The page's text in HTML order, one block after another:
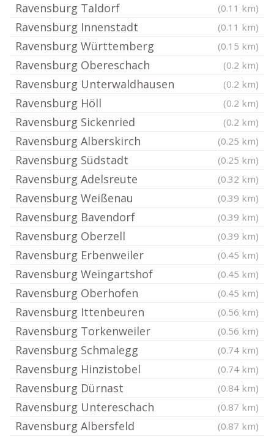
Ravensburg Taldorf (0.11 km)
Ravensburg Innenstadt (0.11 km)
Ravensburg Württemberg (0.15 km)
Ravensburg Obereschach (0.2 km)
Ravensburg Unterwaldhausen (0.2 km)
Ravensburg Höll (0.2 km)
Ravensburg Sickenried (0.2 km)
Ravensburg Alberskirch (0.25 km)
Ravensburg Südstadt (0.25 km)
Ravensburg Adelsreute (0.32 km)
Ravensburg Weißenau (0.39 km)
Ravensburg Bavendorf (0.39 km)
Ravensburg Oberzell (0.39 km)
Ravensburg Erbenweiler (0.45 km)
Ravensburg Weingartshof (0.45 km)
Ravensburg Oberhofen (0.45 km)
Ravensburg Ittenbeuren (0.56 km)
Ravensburg Torkenweiler (0.56 km)
Ravensburg Schmalegg (0.74 km)
Ravensburg Hinzistobel (0.74 km)
Ravensburg Dürnast (0.84 km)
Ravensburg Untereschach (0.87 km)
Ravensburg Albersfeld (0.87 km)